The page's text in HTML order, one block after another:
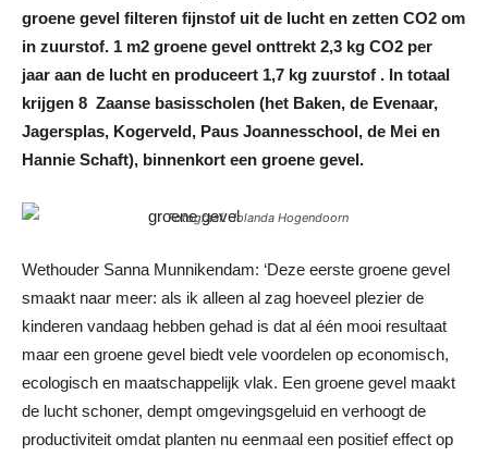
groene gevel filteren fijnstof uit de lucht en zetten CO2 om
in zuurstof. 1 m2 groene gevel onttrekt 2,3 kg CO2 per
jaar aan de lucht en produceert 1,7 kg zuurstof . In totaal
krijgen 8 Zaanse basisscholen (het Baken, de Evenaar,
Jagersplas, Kogerveld, Paus Joannesschool, de Mei en
Hannie Schaft), binnenkort een groene gevel.
Fotograaf: Jolanda Hogendoorn
Wethouder Sanna Munnikendam: ‘Deze eerste groene gevel
smaakt naar meer: als ik alleen al zag hoeveel plezier de
kinderen vandaag hebben gehad is dat al één mooi resultaat
maar een groene gevel biedt vele voordelen op economisch,
ecologisch en maatschappelijk vlak. Een groene gevel maakt
de lucht schoner, dempt omgevingsgeluid en verhoogt de
productiviteit omdat planten nu eenmaal een positief effect op